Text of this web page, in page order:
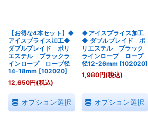
【お得な4本セット】◆
アイスプライス加工◆
ダブルブレイド ポリ
エステル ブラックラ
インロープ ロープ径
14-18mm [102020]
12,650円(税込)
オプション選択
◆アイスプライス加工
◆ ダブルブレイド ポ
リエステル ブラック
ラインロープ ロープ
径12-26mm [102020]
1,980円(税込)
オプション選択